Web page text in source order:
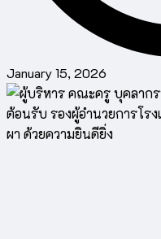
January 15, 2026